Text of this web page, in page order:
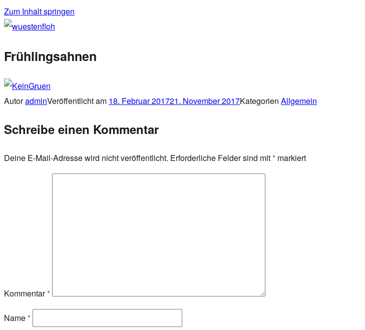
Zum Inhalt springen
wuestenfloh
Frühlingsahnen
AutoradminVeröffentlicht am 18. Februar 201721. November 2017Kategorien Allgemein
Schreibe einen Kommentar
Deine E-Mail-Adresse wird nicht veröffentlicht. Erforderliche Felder sind mit* markiert
Kommentar*
Name*